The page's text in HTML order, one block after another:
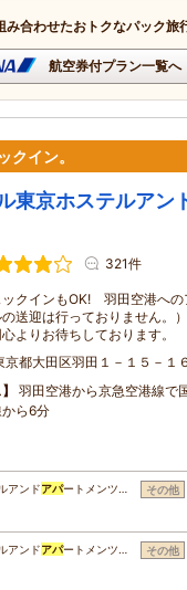
合わせたおトクなパック旅
航空券付プラン一覧へ
クイン。
東京ホステルアン
321件
クインもOK! 羽田空港への
の送迎は行っておりません。
よりお待ちしております。
京都大田区羽田１－１５－１６
羽田空港から京急空港線で
ら6分
アンドアパートメンツ… その他
アンドアパートメンツ… その他